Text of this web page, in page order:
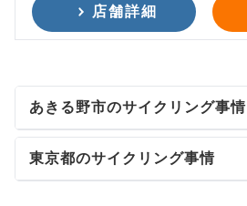
店舗詳細
あきる野市のサイクリング事情
東京都のサイクリング事情